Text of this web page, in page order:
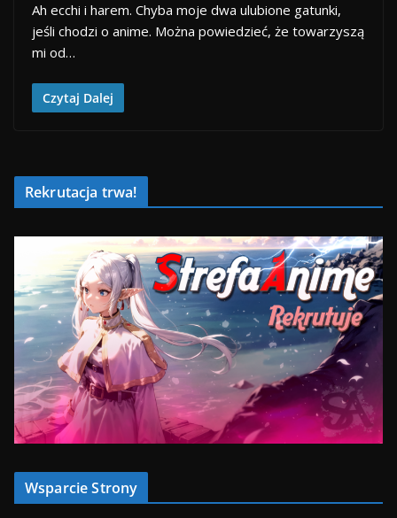
Ah ecchi i harem. Chyba moje dwa ulubione gatunki,
jeśli chodzi o anime. Można powiedzieć, że towarzyszą
mi od…
Czytaj Dalej
Rekrutacja trwa!
Wsparcie Strony